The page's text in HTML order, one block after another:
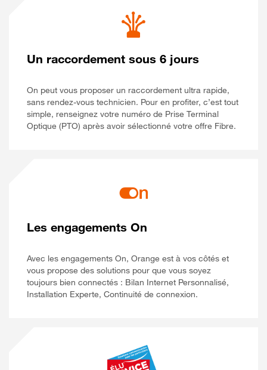
Un raccordement sous 6 jours
On peut vous proposer un raccordement ultra rapide,
sans rendez-vous technicien. Pour en profiter, c’est tout
simple, renseignez votre numéro de Prise Terminal
Optique (PTO) après avoir sélectionné votre offre Fibre.
Les engagements On
Avec les engagements On, Orange est à vos côtés et
vous propose des solutions pour que vous soyez
toujours bien connectés : Bilan Internet Personnalisé,
Installation Experte, Continuité de connexion.